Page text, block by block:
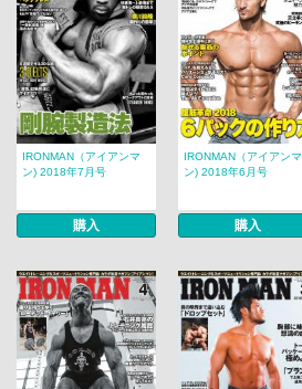
IRONMAN（アイアンマ
ン) 2018年7月号
購入
IRONMAN（アイアンマ
ン) 2018年6月号
購入